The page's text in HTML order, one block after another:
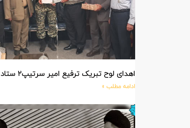
اهدای لوح تبریک ترفیع امیر سرتیپ۲ ستاد حسین صادق زاده فرمانده تیپ ۲۵ واکنش سریع شهید آبگون نزاجا مستقر در تبریز
ادامه مطلب »